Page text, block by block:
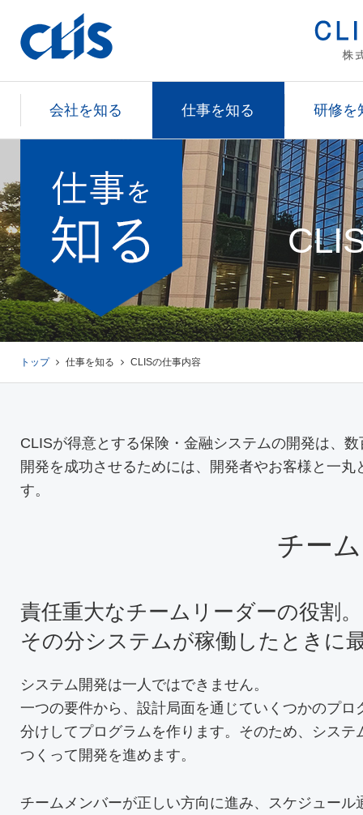
会社を知る 仕事を知る 研修を
トップ 仕事を知る CLISの仕事内容
CLISが得意とする保険・金融システムの開発は、
開発を成功させるためには、開発者やお客様と一
す。
チー
責任重大なチームリーダーの役割。
その分システムが稼働したときに
システム開発は一人ではできません。
一つの要件から、設計局面を通じていくつかのプロ
分けしてプログラムを作ります。そのため、システ
つくって開発を進めます。
チームメンバーが正しい方向に進み、スケジュール